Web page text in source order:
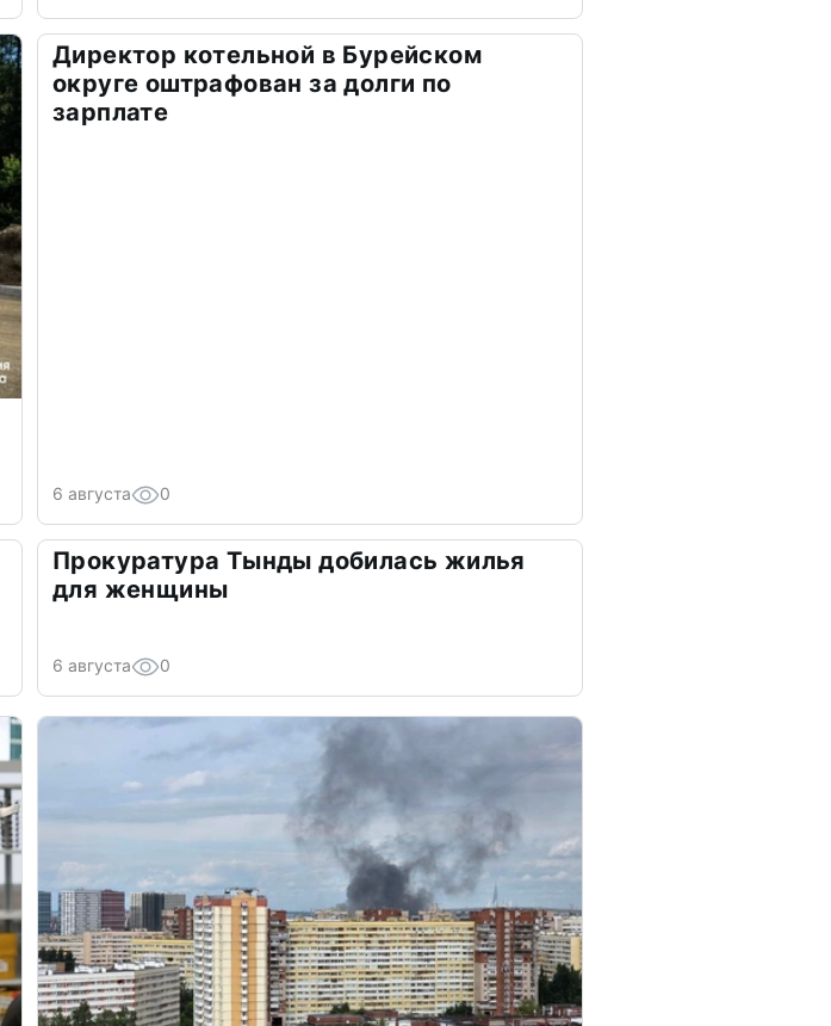
Директор котельной в Бурейском
округе оштрафован за долги по
зарплате
6 августа 0
Прокуратура Тынды добилась жилья
для женщины
6 августа 0